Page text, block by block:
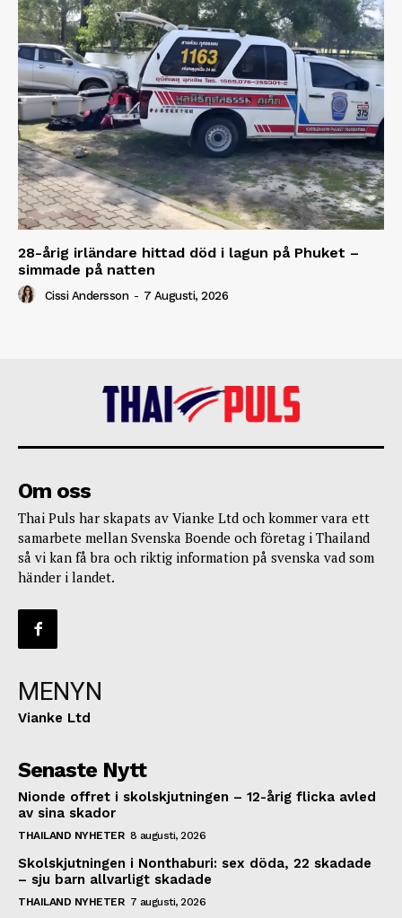
28-årig irländare hittad död i lagun på Phuket –
simmade på natten
Cissi Andersson - 7 Augusti, 2026
Om oss
Thai Puls har skapats av Vianke Ltd och kommer vara ett
samarbete mellan Svenska Boende och företag i Thailand
så vi kan få bra och riktig information på svenska vad som
händer i landet.
MENYN
Vianke Ltd
Senaste Nytt
Nionde offret i skolskjutningen – 12-årig flicka avled
av sina skador
THAILAND NYHETER 8 augusti, 2026
Skolskjutningen i Nonthaburi: sex döda, 22 skadade
– sju barn allvarligt skadade
THAILAND NYHETER 7 augusti, 2026